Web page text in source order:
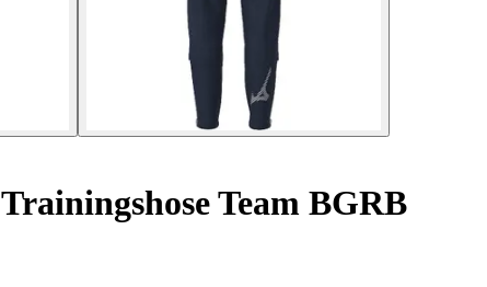
Trainingshose Team BGRB